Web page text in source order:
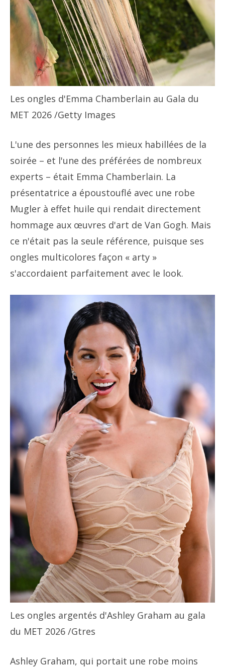
Les ongles d'Emma Chamberlain au Gala du
MET 2026 /Getty Images
L'une des personnes les mieux habillées de la
soirée – et l'une des préférées de nombreux
experts – était Emma Chamberlain. La
présentatrice a époustouflé avec une robe
Mugler à effet huile qui rendait directement
hommage aux œuvres d'art de Van Gogh. Mais
ce n'était pas la seule référence, puisque ses
ongles multicolores façon « arty »
s'accordaient parfaitement avec le look.
Les ongles argentés d'Ashley Graham au gala
du MET 2026 /Gtres
Ashley Graham, qui portait une robe moins